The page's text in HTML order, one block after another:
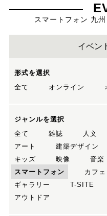
スマートフォン 九
イベン
形式を選択
全て
オンライン
ジャンルを選択
全て
雑誌 人文
アート
建築デザイン
キッズ
映像 音楽
スマートフォン
カフェ
ギャラリー
T-SITE
アウトドア